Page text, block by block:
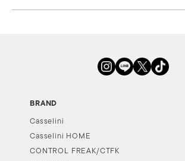
BRAND
Casselini
Casselini HOME
CONTROL FREAK/CTFK